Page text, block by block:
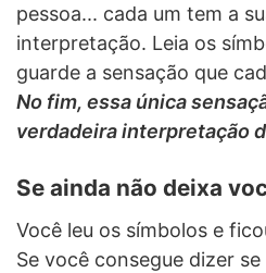
pessoa... cada um tem a
interpretação. Leia os
guarde a sensação que
No fim, essa única
verdadeira interpretação
Se ainda não deixa
Você leu os símbolos e
Se você consegue dizer